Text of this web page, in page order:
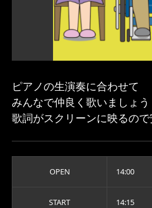
ピアノの生演奏に合わせて
みんなで仲良く歌いましょう
歌詞がスクリーンに映るので
OPEN 14:00
START 14:15